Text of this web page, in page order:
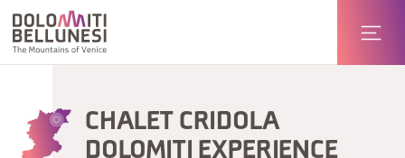
CHALET CRIDOLA
DOLOMITI EXPERIENCE